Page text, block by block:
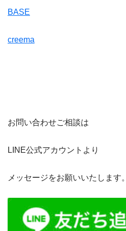
BASE
creema
お問い合わせご相談は
LINE公式アカウントより
メッセージをお願いいたします。